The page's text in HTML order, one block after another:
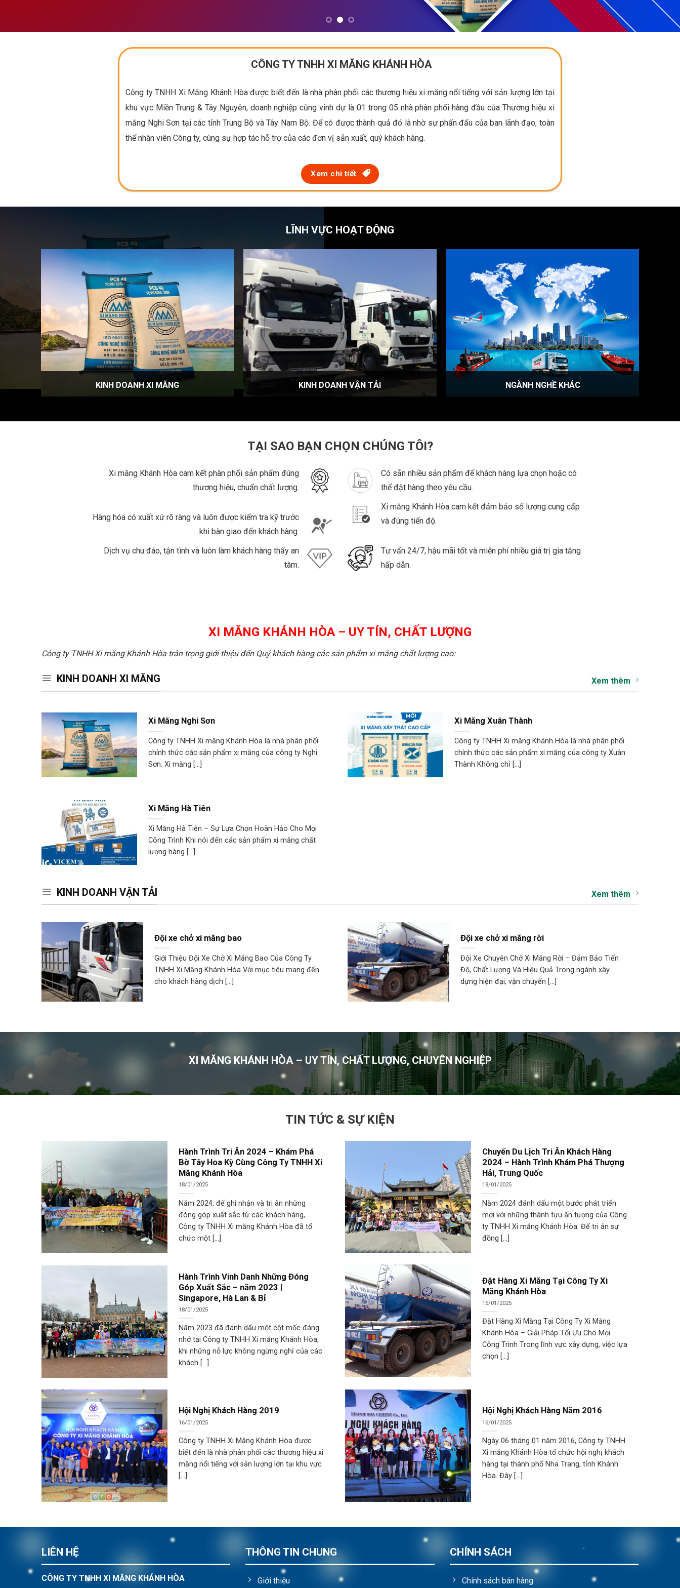
CÔNG TY TNHH XI MĂNG KHÁNH HÒA
Công ty TNHH Xi Măng Khánh Hòa được biết đến là nhà phân phối các thương hiệu xi măng nổi tiếng với sản lượng lớn tại
khu vực Miền Trung & Tây Nguyên, doanh nghiệp cũng vinh dự là 01 trong 05 nhà phân phối hàng đầu của Thương hiệu xi
măng Nghi Sơn tại các tỉnh Trung Bộ và Tây Nam Bộ. Để có được thành quả đó là nhờ sự phấn đấu của ban lãnh đạo, toàn
thể nhân viên Công ty, cùng sự hợp tác hỗ trợ của các đơn vị sản xuất, quý khách hàng.
Xem chi tiết
LĨNH VỰC HOẠT ĐỘNG
KINH DOANH XI MĂNG KINH DOANH VẬN TẢI NGÀNH NGHỀ KHÁC
TẠI SAO BẠN CHỌN CHÚNG TÔI?
Xi măng Khánh Hòa cam kết phân phối sản phẩm đúng
thương hiệu, chuẩn chất lượng.
Hàng hóa có xuất xứ rõ ràng và luôn được kiểm tra kỹ trước
khi bàn giao đến khách hàng.
Dịch vụ chu đáo, tận tình và luôn làm khách hàng thấy an
tâm.
Có sẵn nhiều sản phẩm để khách hàng lựa chọn hoặc có
thể đặt hàng theo yêu cầu.
Xi măng Khánh Hòa cam kết đảm bảo số lượng cung cấp
và đúng tiến độ.
Tư vấn 24/7, hậu mãi tốt và miễn phí nhiều giá trị gia tăng
hấp dẫn.
XI MĂNG KHÁNH HÒA – UY TÍN, CHẤT LƯỢNG
Công ty TNHH Xi măng Khánh Hòa trân trọng giới thiệu đến Quý khách hàng các sản phẩm xi măng chất lượng cao:
KINH DOANH XI MĂNG Xem thêm
Xi Măng Nghi Sơn
Công ty TNHH Xi măng Khánh Hòa là nhà phân phối
chính thức các sản phẩm xi măng của công ty Nghi
Sơn. Xi măng [...]
Xi Măng Xuân Thành
Công ty TNHH Xi măng Khánh Hòa là nhà phân phối
chính thức các sản phẩm xi măng của công ty Xuân
Thành Không chỉ [...]
Xi Măng Hà Tiên
Xi Măng Hà Tiên – Sự Lựa Chọn Hoàn Hảo Cho Mọi
Công Trình Khi nói đến các sản phẩm xi măng chất
lượng hàng [...]
KINH DOANH VẬN TẢI Xem thêm
Đội xe chở xi măng bao
Giới Thiệu Đội Xe Chở Xi Măng Bao Của Công Ty
TNHH Xi Măng Khánh Hòa Với mục tiêu mang đến
cho khách hàng dịch [...]
Đội xe chở xi măng rời
Đội Xe Chuyên Chở Xi Măng Rời – Đảm Bảo Tiến
Độ, Chất Lượng Và Hiệu Quả Trong ngành xây
dựng hiện đại, vận chuyển [...]
XI MĂNG KHÁNH HÒA – UY TÍN, CHẤT LƯỢNG, CHUYÊN NGHIỆP
TIN TỨC & SỰ KIỆN
Hành Trình Tri Ân 2024 – Khám Phá
Bờ Tây Hoa Kỳ Cùng Công Ty TNHH Xi
Măng Khánh Hòa
18/01/2025
Năm 2024, để ghi nhận và tri ân những
đóng góp xuất sắc từ các khách hàng,
Công ty TNHH Xi măng Khánh Hòa đã tổ
chức một [...]
Chuyến Du Lịch Tri Ân Khách Hàng
2024 – Hành Trình Khám Phá Thượng
Hải, Trung Quốc
18/01/2025
Năm 2024 đánh dấu một bước phát triển
mới với những thành tựu ấn tượng của Công
ty TNHH Xi măng Khánh Hòa. Để tri ân sự
đồng [...]
Hành Trình Vinh Danh Những Đóng
Góp Xuất Sắc – năm 2023 |
Singapore, Hà Lan & Bỉ
18/01/2025
Năm 2023 đã đánh dấu một cột mốc đáng
nhớ tại Công ty TNHH Xi măng Khánh Hòa,
khi những nỗ lực không ngừng nghỉ của các
khách [...]
Đặt Hàng Xi Măng Tại Công Ty Xi
Măng Khánh Hòa
16/01/2025
Đặt Hàng Xi Măng Tại Công Ty Xi Măng
Khánh Hòa – Giải Pháp Tối Ưu Cho Mọi
Công Trình Trong lĩnh vực xây dựng, việc lựa
chọn [...]
Hội Nghị Khách Hàng 2019
16/01/2025
Công ty TNHH Xi Măng Khánh Hòa được
biết đến là nhà phân phối các thương hiệu xi
măng nổi tiếng với sản lượng lớn tại khu vực
[...]
Hội Nghị Khách Hàng Năm 2016
16/01/2025
Ngày 06 tháng 01 năm 2016, Công ty TNHH
Xi măng Khánh Hòa tổ chức hội nghị khách
hàng tại thành phố Nha Trang, tỉnh Khánh
Hòa. Đây [...]
LIÊN HỆ
CÔNG TY TNHH XI MĂNG KHÁNH HÒA
THÔNG TIN CHUNG
Giới thiệu
CHÍNH SÁCH
Chính sách bán hàng